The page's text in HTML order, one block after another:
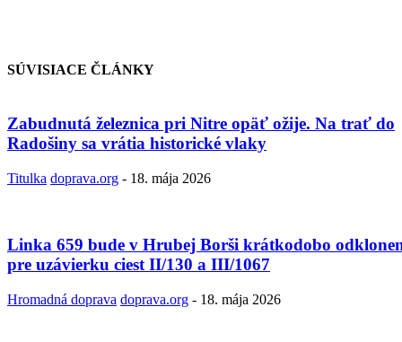
SÚVISIACE ČLÁNKY
Zabudnutá železnica pri Nitre opäť ožije. Na trať do
Radošiny sa vrátia historické vlaky
Titulka doprava.org - 18. mája 2026
Linka 659 bude v Hrubej Borši krátkodobo
pre uzávierku ciest II/130 a III/1067
Hromadná doprava doprava.org - 18. mája 2026